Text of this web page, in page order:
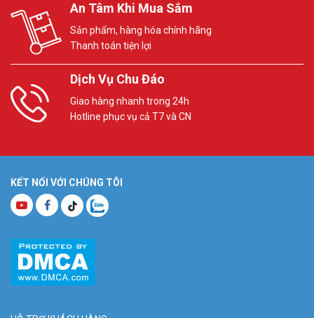
An Tâm Khi Mua Sắm
Sản phẩm, hàng hóa chính hãng
Thanh toán tiện lợi
Dịch Vụ Chu Đáo
Giao hàng nhanh trong 24h
Hotline phục vụ cả T7 và CN
KẾT NỐI VỚI CHÚNG TÔI